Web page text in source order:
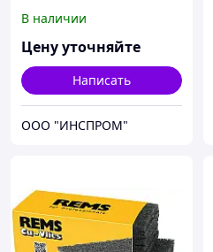
G 27
В наличии
Цену уточняйте
Написать
ООО "ИНСПРОМ"